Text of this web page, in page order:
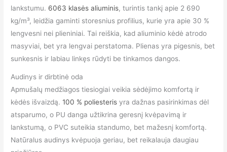
lankstumu. 6063 klasės aliuminis, turintis tankį apie 2 690
kg/m³, leidžia gaminti storesnius profilius, kurie yra apie 30 %
lengvesni nei plieniniai. Tai reiškia, kad aliuminio kėdė atrodo
masyviai, bet yra lengvai perstatomа. Plienas yra pigesnis, bet
sunkesnis ir labiau linkęs rūdyti be tinkamos dangos.
Audinys ir dirbtinė oda
Apmušalų medžiagos tiesiogiai veikia sėdėjimo komfortą ir
kėdės išvaizdą.100 % poliesteris yra dažnas pasirinkimas dėl
atsparumo, o PU danga užtikrina geresnį kvėpavimą ir
lankstumą, o PVC suteikia standumo, bet mažesnį komfortą.
Natūralus audinys kvėpuoja geriau, bet reikalauja daugiau